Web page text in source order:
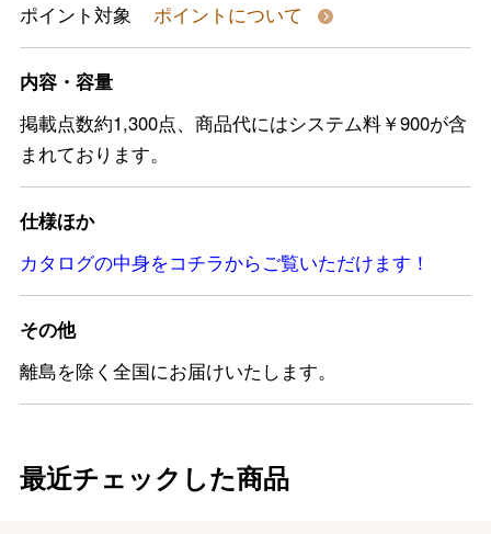
ポイント対象
ポイントについて
内容・容量
掲載点数約1,300点、商品代にはシステム料￥900が含
まれております。
仕様ほか
カタログの中身をコチラからご覧いただけます！
その他
離島を除く全国にお届けいたします。
最近チェックした商品